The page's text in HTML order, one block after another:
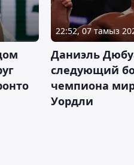
22:52, 07 тамыз
Даниэль
следующий
чемпиона
Уордли